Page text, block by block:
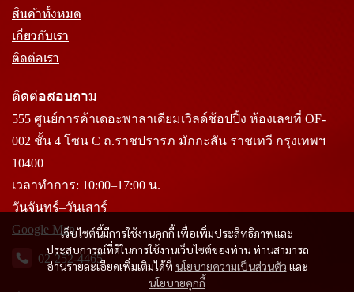
เว็บไซต์นี้มีการใช้งานคุกกี้ เพื่อเพิ่มประสิทธิภาพและ
ประสบการณ์ที่ดีในการใช้งานเว็บไซต์ของท่าน ท่านสามารถ
อ่านรายละเอียดเพิ่มเติมได้ที่ นโยบายความเป็นส่วนตัว และ
นโยบายคุกกี้
สินค้าทั้งหมด
เกี่ยวกับเรา
ติดต่อเรา
ติดต่อสอบถาม
555 ศูนย์การค้าเดอะพาลาเดียมเวิลด์ช้อปปิ้ง ห้องเลขที่ OF-
002 ชั้น 4 โซน C ถ.ราชปรารภ มักกะสัน ราชเทวี กรุงเทพฯ
10400
เวลาทำการ: 10:00–17:00 น.
วันจันทร์–วันเสาร์
Google Map
02-252-4465